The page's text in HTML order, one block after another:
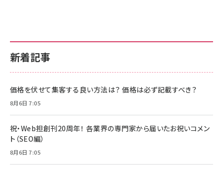
新着記事
価格を伏せて集客する良い方法は？ 価格は必ず記載すべき？
8月6日 7:05
祝・Web担創刊20周年！ 各業界の専門家から届いたお祝いコメン
ト（SEO編）
8月6日 7:05